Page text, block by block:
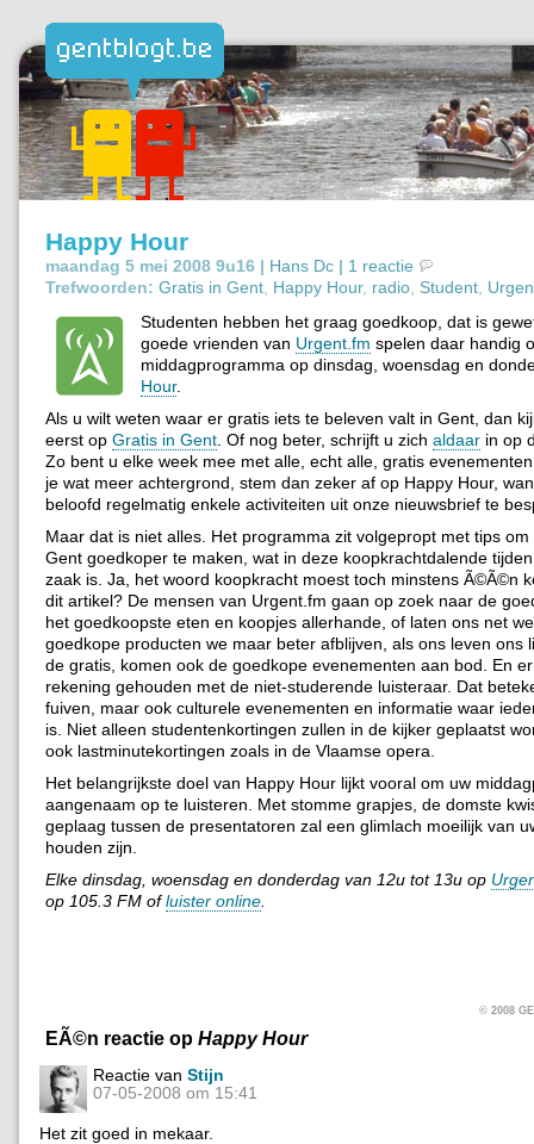
Happy Hour
maandag 5 mei 2008 9u16 | Hans Dc | 1 reactie
Trefwoorden: Gratis in Gent Happy Hour, radio Student
Studenten hebben het graag goedkoop, dat is
goede vrienden van Urgent.fm spelen daar handig
middagprogramma op dinsdag, woensdag en
Hour.
Als u wilt weten waar er gratis iets te beleven valt in Gent, dan
eerst op Gratis in Gent . Of nog beter, schrijft u zich aldaar in op
Zo bent u elke week mee met alle, echt alle, gratis
je wat meer achtergrond, stem dan zeker af op Happy Hour,
beloofd regelmatig enkele activiteiten uit onze nieuwsbrief te
Maar dat is niet alles. Het programma zit volgepropt met tips
Gent goedkoper te maken, wat in deze koopkrachtdalende
zaak is. Ja, het woord koopkracht moest toch minstens Ã©Ã©n
dit artikel? De mensen van Urgent.fm gaan op zoek naar de
het goedkoopste eten en koopjes allerhande, of laten ons net
goedkope producten we maar beter afblijven, als ons leven ons
de gratis, komen ook de goedkope evenementen aan bod. En
rekening gehouden met de niet-studerende luisteraar. Dat
fuiven, maar ook culturele evenementen en informatie waar
is. Niet alleen studentenkortingen zullen in de kijker geplaatst
ook lastminutekortingen zoals in de Vlaamse opera.
Het belangrijkste doel van Happy Hour lijkt vooral om uw
aangenaam op te luisteren. Met stomme grapjes, de domste
geplaag tussen de presentatoren zal een glimlach moeilijk van
houden zijn.
Elke dinsdag, woensdag en donderdag van 12u tot 13u op
op 105.3 FM ofluister online
© 2008
EÃ©n reactie op Happy Hour
Reactie van Stijn
07-05-2008 om 15:41
Het zit goed in mekaar.